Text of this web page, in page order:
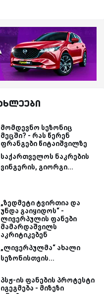
მომდევნო სეზონიც
მეცში? - რას წერენ
ფრანგები წიტაიშვილზე
საქართველოს ნაკრების
ვინგერის, გიორგი...
„ზედმეტი ტვირთია და
უნდა გაიყიდოს“ -
ლივერპულის ფანები
მამარდაშვილს
აკრიტიკებენ
„ლივერპულმა“ ახალი
სეზონისთვის...
პსჟ-ის ფანების პროტესტი
იგეგმება - მიზეზი